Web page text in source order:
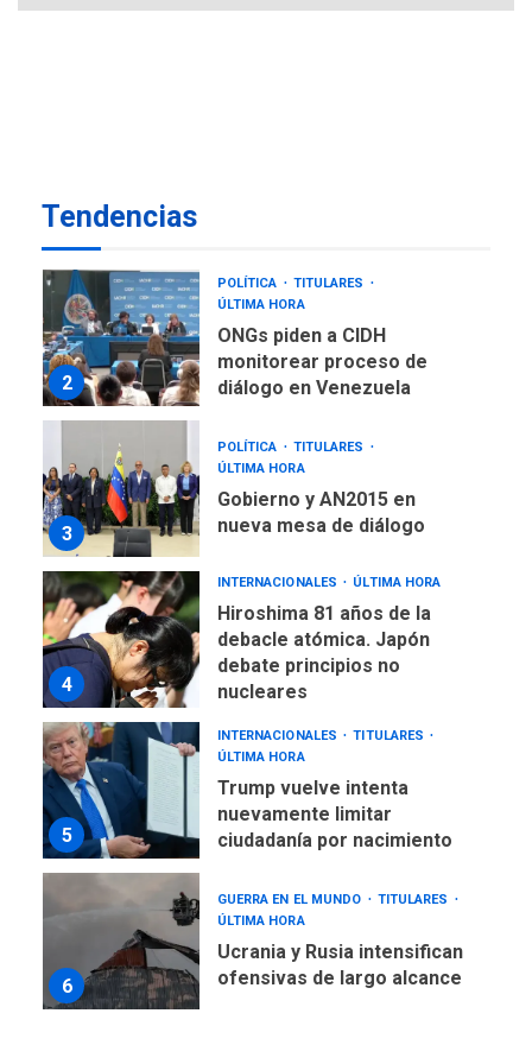
Tendencias
1
2
POLÍTICA
TITULARES
ÚLTIMA HORA
ONGs piden a CIDH
monitorear proceso de
diálogo en Venezuela
3
POLÍTICA
TITULARES
ÚLTIMA HORA
Gobierno y AN2015 en
nueva mesa de diálogo
4
INTERNACIONALES ÚLTIMA HORA
Hiroshima 81 años de la
debacle atómica. Japón
debate principios no
nucleares
5
INTERNACIONALES
TITULARES
ÚLTIMA HORA
Trump vuelve intenta
nuevamente limitar
ciudadanía por nacimiento
6
GUERRA EN EL MUNDO
TITULARES
ÚLTIMA HORA
Ucrania y Rusia intensifican
ofensivas de largo alcance